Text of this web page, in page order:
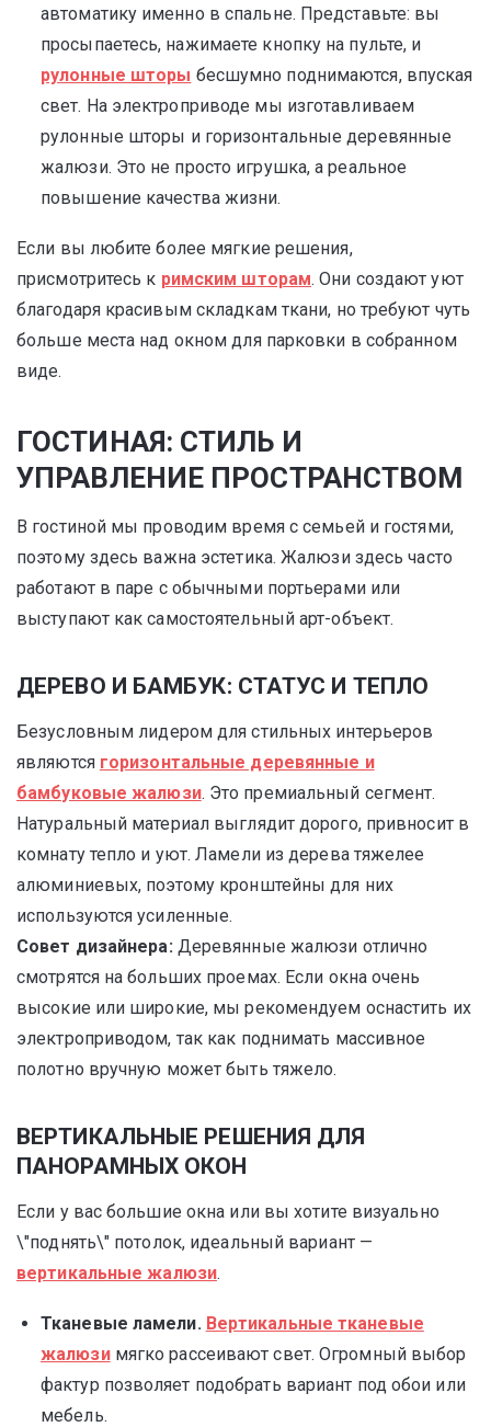
автоматику именно в спальне. Представьте: вы
просыпаетесь, нажимаете кнопку на пульте, и
рулонные шторы бесшумно поднимаются, впуская
свет. На электроприводе мы изготавливаем
рулонные шторы и горизонтальные деревянные
жалюзи. Это не просто игрушка, а реальное
повышение качества жизни.
Если вы любите более мягкие решения,
присмотритесь к римским шторам. Они создают уют
благодаря красивым складкам ткани, но требуют чуть
больше места над окном для парковки в собранном
виде.
ГОСТИНАЯ: СТИЛЬ И
УПРАВЛЕНИЕ ПРОСТРАНСТВОМ
В гостиной мы проводим время с семьей и гостями,
поэтому здесь важна эстетика. Жалюзи здесь часто
работают в паре с обычными портьерами или
выступают как самостоятельный арт-объект.
ДЕРЕВО И БАМБУК: СТАТУС И ТЕПЛО
Безусловным лидером для стильных интерьеров
являются горизонтальные деревянные и
бамбуковые жалюзи. Это премиальный сегмент.
Натуральный материал выглядит дорого, привносит в
комнату тепло и уют. Ламели из дерева тяжелее
алюминиевых, поэтому кронштейны для них
используются усиленные.
Совет дизайнера:Деревянные жалюзи отлично
смотрятся на больших проемах. Если окна очень
высокие или широкие, мы рекомендуем оснастить их
электроприводом, так как поднимать массивное
полотно вручную может быть тяжело.
ВЕРТИКАЛЬНЫЕ РЕШЕНИЯ ДЛЯ
ПАНОРАМНЫХ ОКОН
Если у вас большие окна или вы хотите визуально
\"поднять\" потолок, идеальный вариант —
вертикальные жалюзи.
Тканевые ламели. Вертикальные тканевые
жалюзимягко рассеивают свет. Огромный выбор
фактур позволяет подобрать вариант под обои или
мебель.